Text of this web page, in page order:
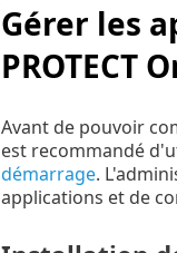
Gérer les
PROTECT
Avant de pouvoir
est recommandé
démarrage.
applications et de